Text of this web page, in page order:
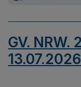
GV. NRW.
13.07.2026